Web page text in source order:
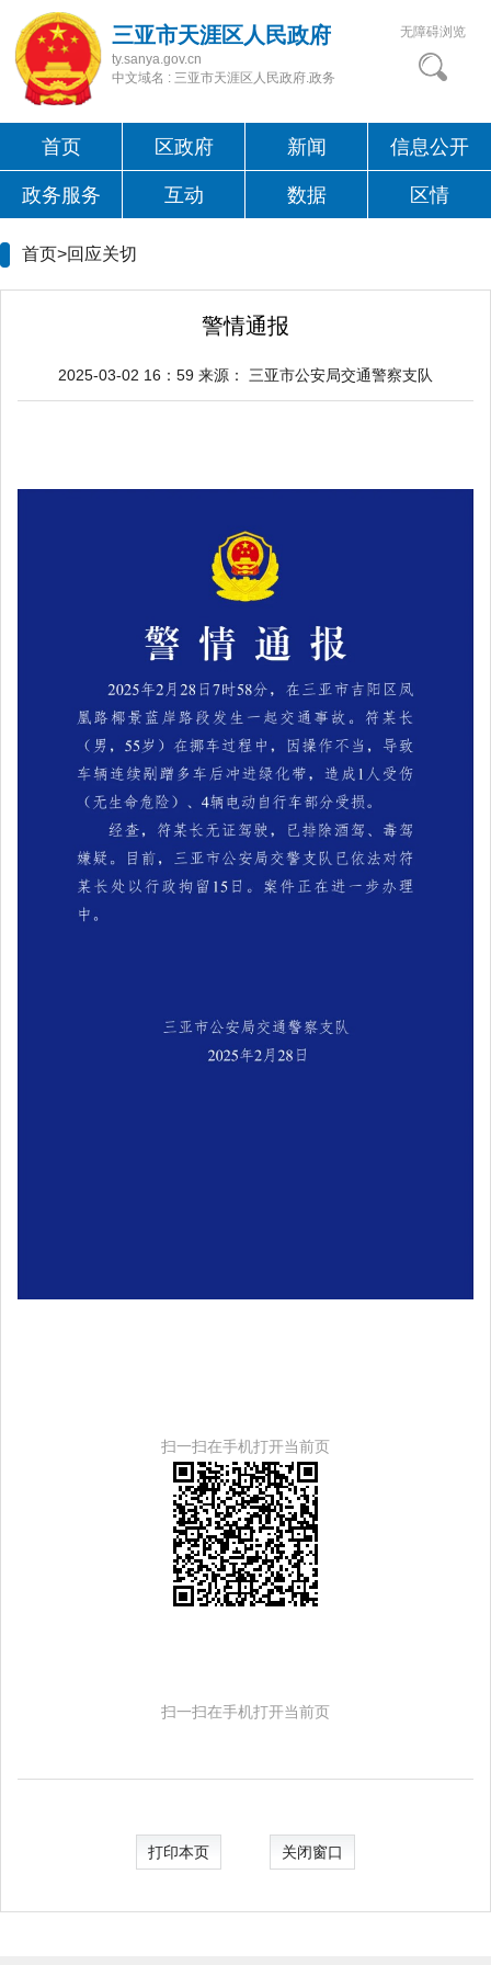
三亚市天涯区人民政府
ty.sanya.gov.cn
中文域名 : 三亚市天涯区人民政府.政务
无障碍浏览
首页 区政府 新闻 信息公开
政务服务 互动 数据 区情
首页>回应关切
警情通报
2025-03-02 16：59 来源： 三亚市公安局交通警察支队
扫一扫在手机打开当前页
扫一扫在手机打开当前页
打印本页 关闭窗口